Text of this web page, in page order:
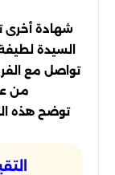
شهادة أخرى
السيدة
تواصل مع
من
توضح هذه